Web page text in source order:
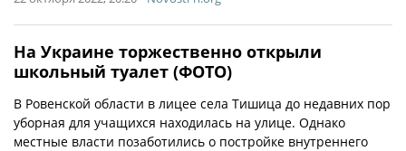
На Украине торжественно открыли
школьный туалет (ФОТО)
В Ровенской области в лицее села Тишица до недавних пор
уборная для учащихся находилась на улице. Однако
местные власти позаботились о постройке внутреннего